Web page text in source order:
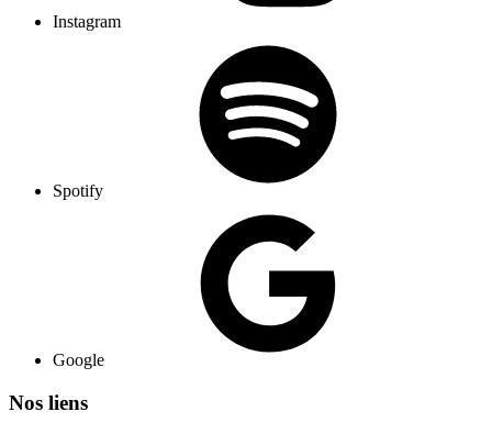
Instagram
Spotify
Google
Nos liens